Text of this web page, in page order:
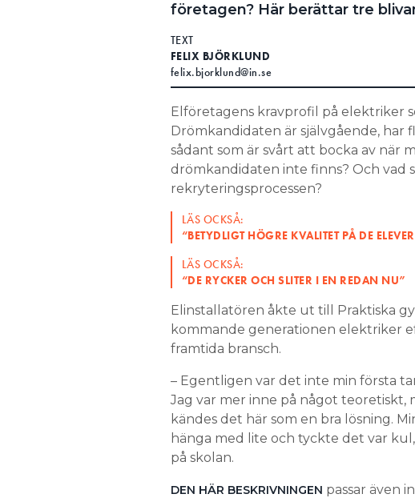
företagen? Här berättar tre
TEXT
FELIX BJÖRKLUND
felix.bjorklund@in.se
Elföretagens kravprofil på elektriker
Drömkandidaten är självgående, har
sådant som är svårt att bocka av när
drömkandidaten inte finns? Och vad
rekryteringsprocessen?
LÄS OCKSÅ:
“BETYDLIGT HÖGRE KVALITET PÅ DE
LÄS OCKSÅ:
“DE RYCKER OCH SLITER I EN REDAN NU”
Elinstallatören åkte ut till Praktiska
kommande generationen elektriker
framtida bransch.
– Egentligen var det inte min första
Jag var mer inne på något
kändes det här som en bra lösning.
hänga med lite och tyckte det var
på skolan.
DEN HÄR BESKRIVNINGEN passar även